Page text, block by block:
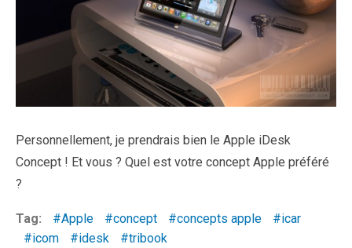
Personnellement, je prendrais bien le Apple iDesk
Concept ! Et vous ? Quel est votre concept Apple préféré
?
Tag: Apple concept concepts apple
icar
icom
idesk tribook